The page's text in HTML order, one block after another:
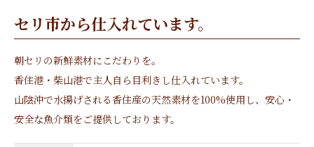
セリ市から仕入れています。
朝セリの新鮮素材にこだわりを。
香住港・柴山港で主人自ら目利きし仕入れています。
山陰沖で水揚げされる香住産の天然素材を100%使用し、安心・
安全な魚介類をご提供しております。